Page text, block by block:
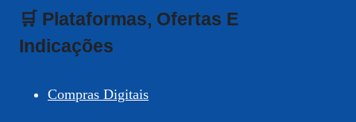
🛒 Plataformas, Ofertas E
Indicações
Compras Digitais